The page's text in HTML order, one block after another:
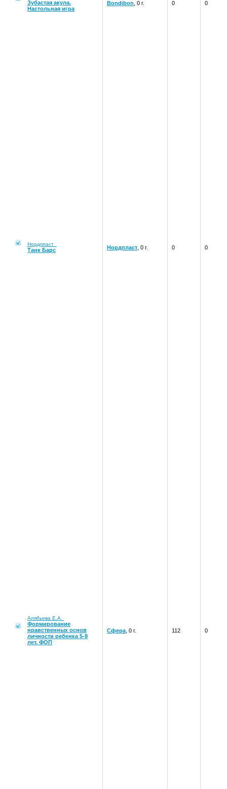
Зубастая акула.
Настольная игра
Bondibon , 0 г. 0 0
Нордпласт
Танк Барс Нордпласт , 0 г. 0 0
Алябьева Е.А.
Формирование
нравственных основ
личности ребенка 5-8
лет. ФОП
Сфера , 0 г. 112 0